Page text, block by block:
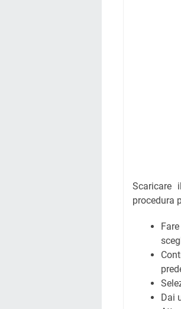
Scaricare
procedura
Dai